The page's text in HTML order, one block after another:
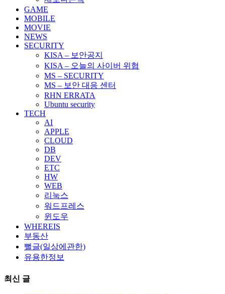
GAME
MOBILE
MOVIE
NEWS
SECURITY
KISA – 보안공지
KISA – 오늘의 사이버 위협
MS – SECURITY
MS – 보안 대응 센터
RHN ERRATA
Ubuntu security
TECH
AI
APPLE
CLOUD
DB
DEV
ETC
HW
WEB
리눅스
워드프레스
윈도우
WHEREIS
부동산
뻘글(일상에관한)
유용한정보
최신 글